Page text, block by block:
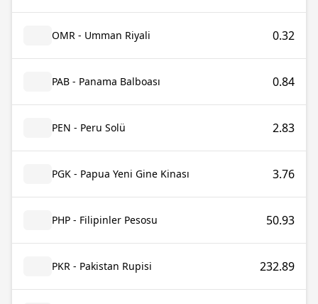
OMR - Umman Riyali 0.32
PAB - Panama Balboası 0.84
PEN - Peru Solü 2.83
PGK - Papua Yeni Gine Kinası 3.76
PHP - Filipinler Pesosu 50.93
PKR - Pakistan Rupisi 232.89